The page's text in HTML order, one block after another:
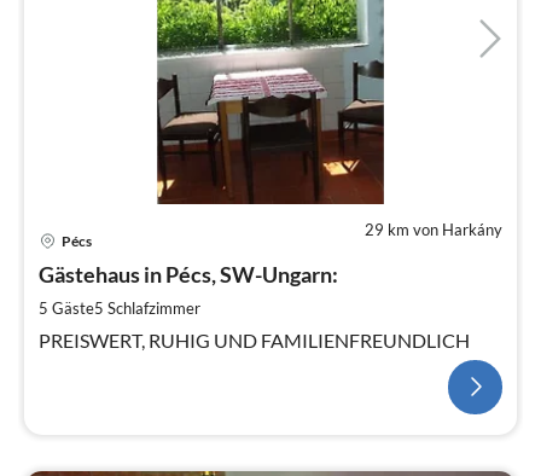
29 km von Harkány
Pécs
Gästehaus in Pécs, SW-Ungarn:
5 Gäste5 Schlafzimmer
PREISWERT, RUHIG UND FAMILIENFREUNDLICH